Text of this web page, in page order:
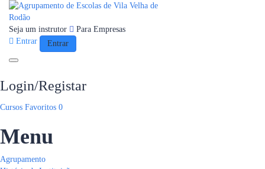
Seja um instrutor
Para Empresas
Entrar
Entrar
Login/Registar
Cursos Favoritos 0
Menu
Agrupamento